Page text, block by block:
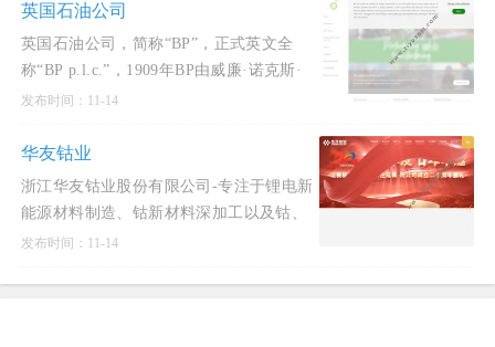
英国石油公司
英国石油公司，简称“BP”，正式英文全
称“BP p.l.c.”，1909年BP由威廉·诺克斯·
达西创立，是世界大私营石油公司之一，
发布时间：11-14
华友钴业
浙江华友钴业股份有限公司-专注于锂电新
能源材料制造、钴新材料深加工以及钴、
铜有色金属采、选、冶的高新技术企业。
发布时间：11-14